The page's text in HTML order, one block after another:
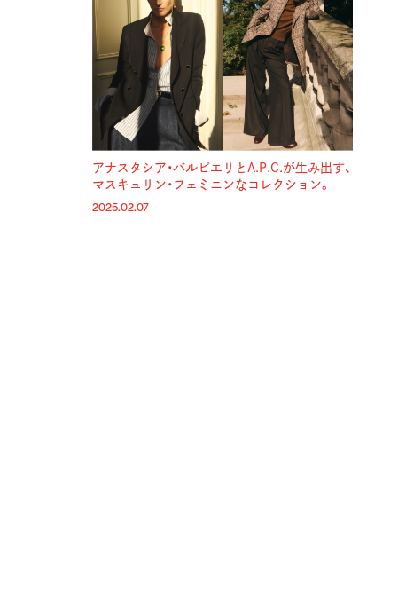
アナスタシア・バルビエリとA.P.C.が生み出す、
マスキュリン・フェミニンなコレクション。
2025.02.07